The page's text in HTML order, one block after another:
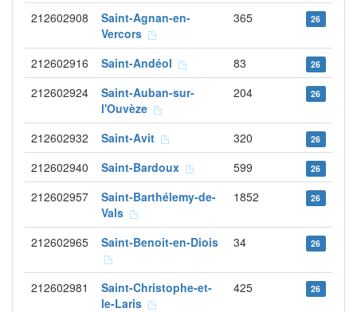
212602908
Saint-Agnan-en-
Vercors
365 26
212602916 Saint-Andéol 83 26
212602924
Saint-Auban-sur-
l'Ouvèze
204 26
212602932 Saint-Avit 320 26
212602940 Saint-Bardoux 599 26
212602957
Saint-Barthélemy-de-
Vals
1852 26
212602965 Saint-Benoit-en-Diois 34 26
212602981
Saint-Christophe-et-
le-Laris
425 26